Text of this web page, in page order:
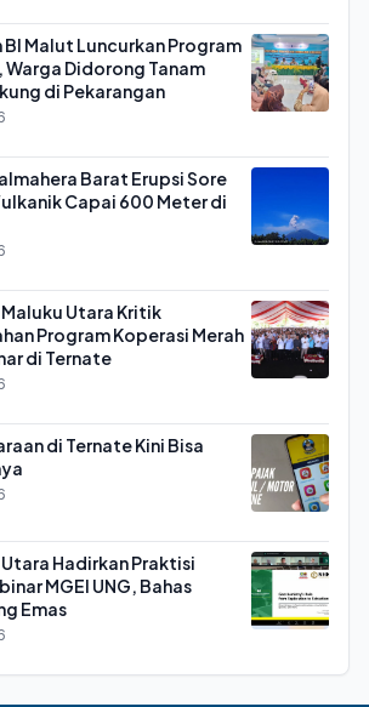
BI Malut Luncurkan Program
Warga Didorong Tanam
di Pekarangan
Barat Erupsi Sore
Capai 600 Meter di
Utara Kritik
Program Koperasi Merah
di Ternate
di Ternate Kini Bisa
Utara Hadirkan Praktisi
MGEI UNG, Bahas
Emas